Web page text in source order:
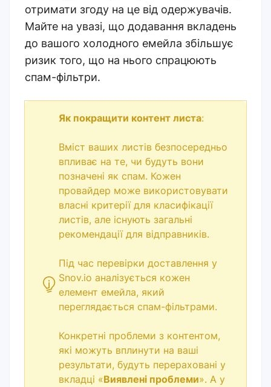
отримати згоду на це від одержувачів.
Майте на увазі, що додавання вкладень
до вашого холодного емейла збільшує
ризик того, що на нього спрацюють
спам-фільтри.
Як покращити контент листа:
Вміст ваших листів безпосередньо
впливає на те, чи будуть вони
позначені як спам. Кожен
провайдер може використовувати
власні критерії для класифікації
листів, але існують загальні
рекомендації для відправників.
Під час перевірки доставлення у
Snov.io аналізується кожен
елемент емейла, який
переглядається спам-фільтрами.
Конкретні проблеми з контентом,
які можуть вплинути на ваші
результати, будуть перераховані у
вкладці «Виявлені проблеми». А у